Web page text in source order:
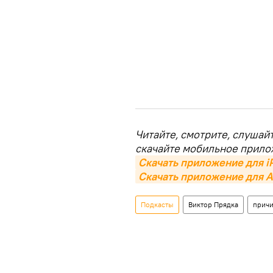
Читайте, смотрите,
скачайте мобильное
Скачать приложение для
Скачать приложение для
Подкасты Виктор Прядка